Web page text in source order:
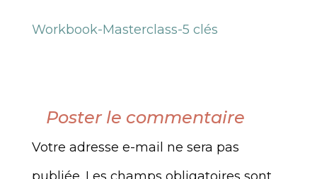
Workbook-Masterclass-5 clés
Poster le commentaire
Votre adresse e-mail ne sera pas